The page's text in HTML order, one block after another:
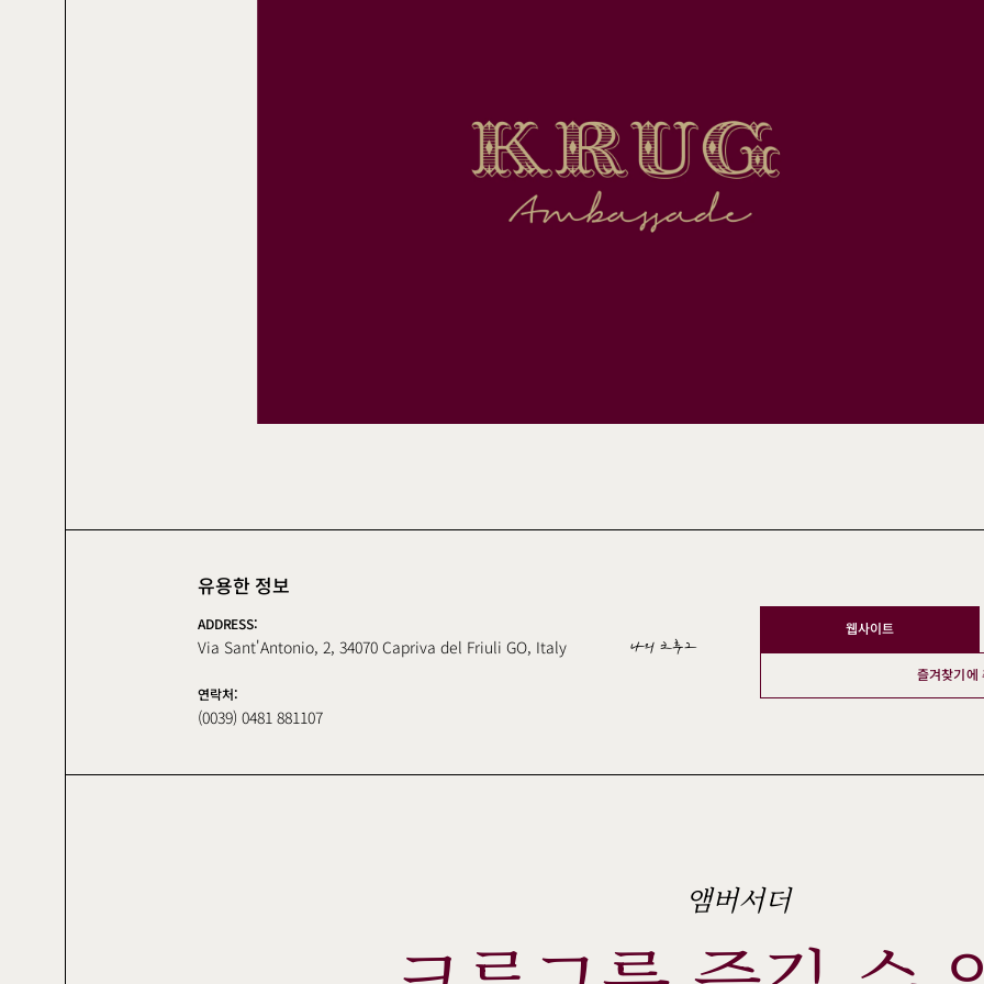
유용한 정보
ADDRESS:
Via Sant'Antonio, 2, 34070 Capriva del Friuli GO, Italy
연락처:
(0039) 0481 881107
나의 크루그
웹사이트
즐겨찾기
앰버서더